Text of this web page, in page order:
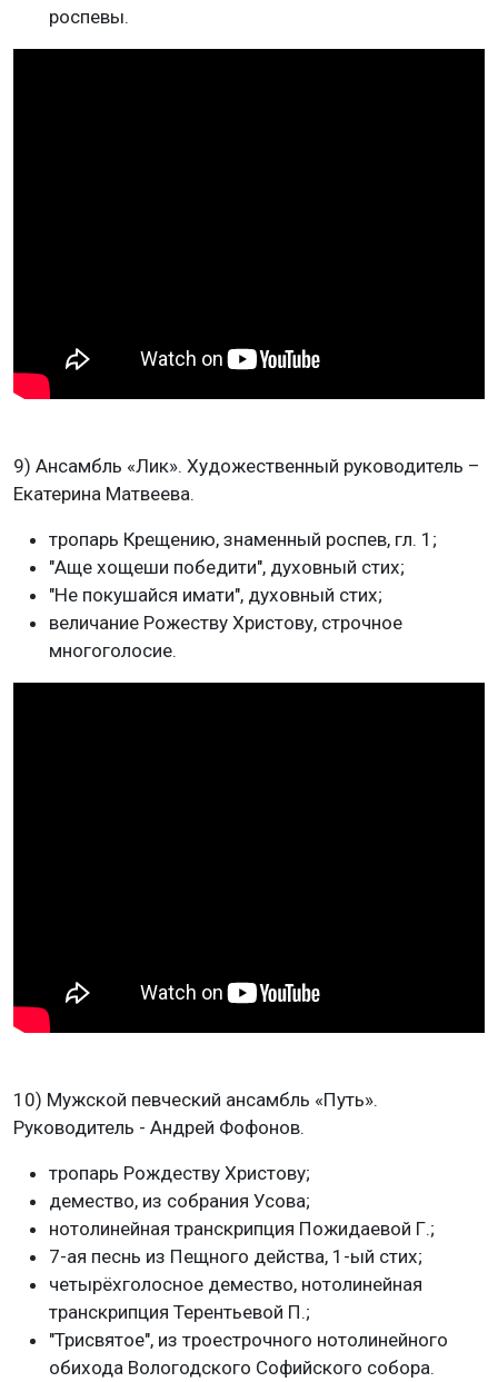
роспевы.
9) Ансамбль «Лик». Художественный руководитель –
Екатерина Матвеева.
тропарь Крещению, знаменный роспев, гл. 1;
"Аще хощеши победити", духовный стих;
"Не покушайся имати", духовный стих;
величание Рожеству Христову, строчное
многоголосие.
10) Мужской певческий ансамбль «Путь».
Руководитель - Андрей Фофонов.
тропарь Рождеству Христову;
демество, из собрания Усова;
нотолинейная транскрипция Пожидаевой Г.;
7-ая песнь из Пещного действа, 1-ый стих;
четырёхголосное демество, нотолинейная
транскрипция Терентьевой П.;
"Трисвятое", из троестрочного нотолинейного
обихода Вологодского Софийского собора.